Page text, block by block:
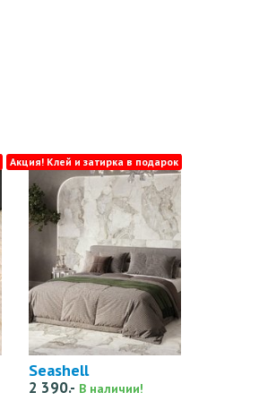
Seashell
2 390.- В наличии!
Акция! Клей и затирка в подарок